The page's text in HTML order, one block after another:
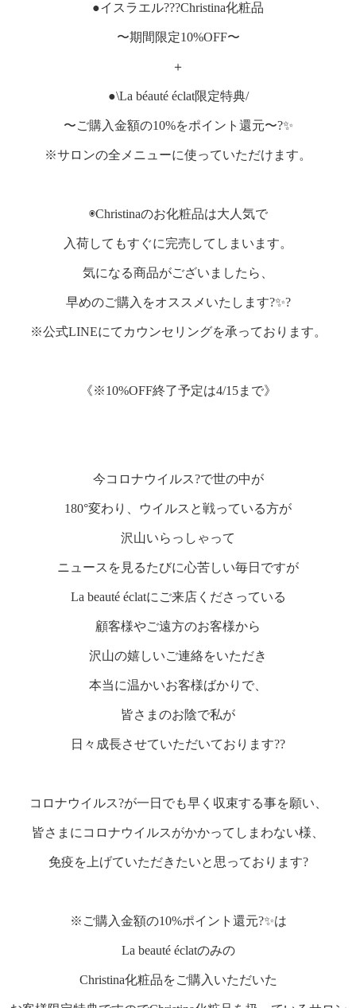
●イスラエル???Christina化粧品
〜期間限定10%OFF〜
＋
●\La béauté éclat限定特典/
〜ご購入金額の10%をポイント還元〜?✨
※サロンの全メニューに使っていただけます。
◉Christinaのお化粧品は大人気で
入荷してもすぐに完売してしまいます。
気になる商品がございましたら、
早めのご購入をオススメいたします?✨?
※公式LINEにてカウンセリングを承っております。
《※10%OFF終了予定は4/15まで》
今コロナウイルス?で世の中が
180°変わり、ウイルスと戦っている方が
沢山いらっしゃって
ニュースを見るたびに心苦しい毎日ですが
La beauté éclatにご来店くださっている
顧客様やご遠方のお客様から
沢山の嬉しいご連絡をいただき
本当に温かいお客様ばかりで、
皆さまのお陰で私が
日々成長させていただいております??
コロナウイルス?が一日でも早く 収束する事を願い、
皆さまにコロナウイルスがかかってしまわない様、
免疫を 上げていただきたいと思っております?
※ご購入金額の10%ポイント還元?✨は
La beauté éclatのみの
Christina化粧品をご購入いただいた